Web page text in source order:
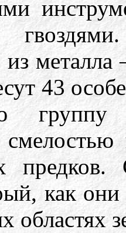
43
предков.
как
областях